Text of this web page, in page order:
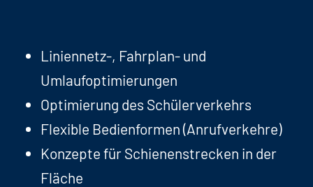
Liniennetz-, Fahrplan- und
Umlaufoptimierungen
Optimierung des Schülerverkehrs
Flexible Bedienformen (Anrufverkehre)
Konzepte für Schienenstrecken in der
Fläche